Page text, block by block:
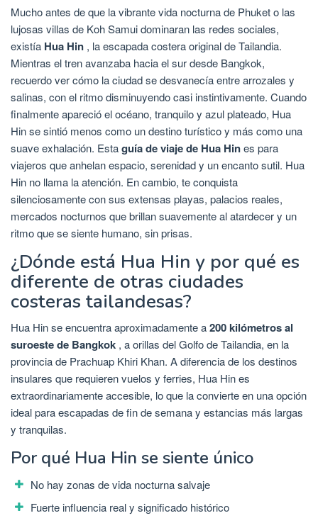
Mucho antes de que la vibrante vida nocturna de Phuket o las
lujosas villas de Koh Samui dominaran las redes sociales,
existía Hua Hin , la escapada costera original de Tailandia.
Mientras el tren avanzaba hacia el sur desde Bangkok,
recuerdo ver cómo la ciudad se desvanecía entre arrozales y
salinas, con el ritmo disminuyendo casi instintivamente. Cuando
finalmente apareció el océano, tranquilo y azul plateado, Hua
Hin se sintió menos como un destino turístico y más como una
suave exhalación. Estaguía de viaje de Hua Hines para
viajeros que anhelan espacio, serenidad y un encanto sutil. Hua
Hin no llama la atención. En cambio, te conquista
silenciosamente con sus extensas playas, palacios reales,
mercados nocturnos que brillan suavemente al atardecer y un
ritmo que se siente humano, sin prisas.
¿Dónde está Hua Hin y por qué es
diferente de otras ciudades
costeras tailandesas?
Hua Hin se encuentra aproximadamente a200 kilómetros al
suroeste de Bangkok , a orillas del Golfo de Tailandia, en la
provincia de Prachuap Khiri Khan. A diferencia de los destinos
insulares que requieren vuelos y ferries, Hua Hin es
extraordinariamente accesible, lo que la convierte en una opción
ideal para escapadas de fin de semana y estancias más largas
y tranquilas.
Por qué Hua Hin se siente único
No hay zonas de vida nocturna salvaje
Fuerte influencia real y significado histórico